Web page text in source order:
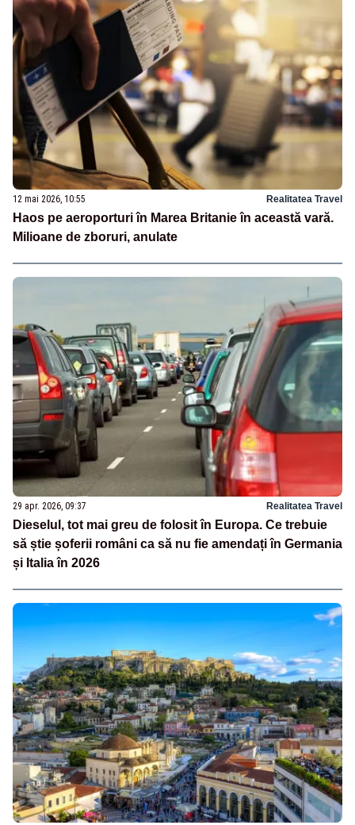
12 mai 2026, 10:55 Realitatea Travel
Haos pe aeroporturi în Marea Britanie în această vară.
Milioane de zboruri, anulate
29 apr. 2026, 09:37 Realitatea Travel
Dieselul, tot mai greu de folosit în Europa. Ce trebuie
să știe șoferii români ca să nu fie amendați în Germania
și Italia în 2026